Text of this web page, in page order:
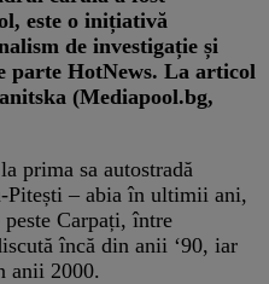
este o inițiativă
de investigație și
parte HotNews. La articol
(Mediapool.bg,
prima sa autostradă
Pitești – abia în ultimii ani,
peste Carpați, între
încă din anii ‘90, iar
anii 2000.